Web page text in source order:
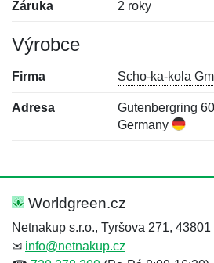
Záruka 2 roky
Výrobce
Firma Scho-ka-kola
Adresa
Gutenbergring
Germany
Hodnocení:
Jméno:
Worldgreen.cz
Netnakup s.r.o., Tyršova 271,
✉ info@netnakup.cz